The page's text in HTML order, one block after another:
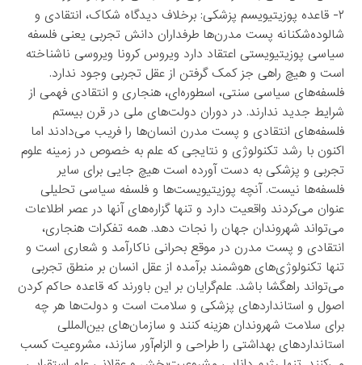
۲- قاعده پوزیتیویسم پزشکی: برخلاف دیدگاه شکاک، انتقادی و
شالوده‌شکنانه پست مدرن‌ها طرفداران دانش تجربی یعنی فلسفه
سیاسی پوزیتیویستی اعتقاد دارد ویروس کرونا ویروسی ناشناخته
است و هیچ راهی جز کمک گرفتن از عقل تجربی وجود ندارد.
فلسفه‌های سیاسی سنتی، اسطوره‌ای، هنجاری و انتقادی فهمی از
شرایط جدید ندارند. در دوران دولت‌های ملی در قرن بیستم
فلسفه‌های انتقادی و پست مدرن انسان‌ها را فریب می‌دادند اما
اکنون با رشد تکنولوژی و نتایجی که علم به خصوص در زمینه علوم
تجربی و پزشکی به دست آورده است هیچ جایی برای سایر
فلسفه‌ها نیست. آنچه پوزیتیویست‌ها و فلسفه سیاسی تحلیلی
عنوان می‌کردند واقعیت دارد و تنها گزاره‌های آنها در عصر اطلاعات
می‌تواند شهروندان جهان را نجات دهد. همه تفکرات هنجاری،
انتقادی و پست مدرن در موقع بحرانی ناکارآمد و شعاری است و
تنها تکنولوژی‌های هوشمند برآمده از عقل انسان بر منطق تجربی
می‌تواند راهگشا باشد. علم‌گرایان بر این باورند که قاعده حاکم کردن
اصول و استانداردهای پزشکی و سلامت است و دولت‌ها هر چه
برای سلامت شهروندان هزینه کنند و سازمان‌های بین‌المللی
استانداردهای بهداشتی را طراحی و الزام‌آور سازند، مشروعیت کسب